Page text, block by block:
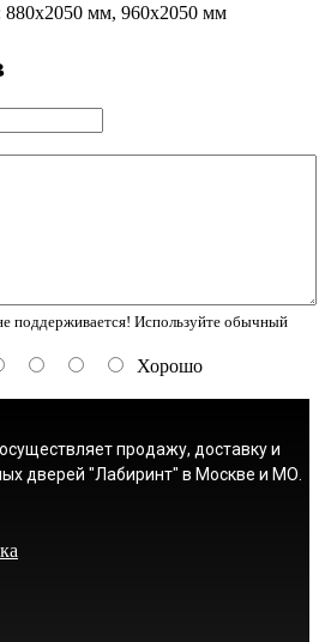
880х2050 мм, 960х2050 мм
поддерживается! Используйте обычный
Хорошо
продажу, доставку и
дверей "Лабиринт" в Москве и МО.